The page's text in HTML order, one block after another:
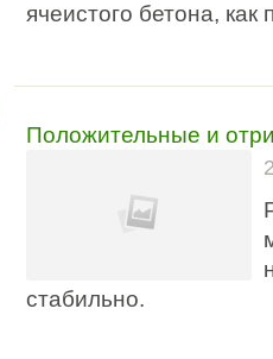
ячеистого бетона, как
Положительные и
стабильно.